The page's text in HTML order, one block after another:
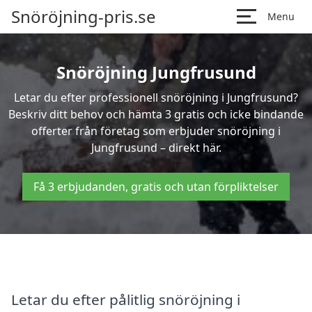
Snöröjning-pris.se Menu
Snöröjning Jungfrusund
Letar du efter professionell snöröjning i Jungfrusund?
Beskriv ditt behov och hämta 3 gratis och icke bindande
offerter från företag som erbjuder snöröjning i
Jungfrusund – direkt här.
Få 3 erbjudanden, gratis och utan förpliktelser
Letar du efter pålitlig snöröjning i